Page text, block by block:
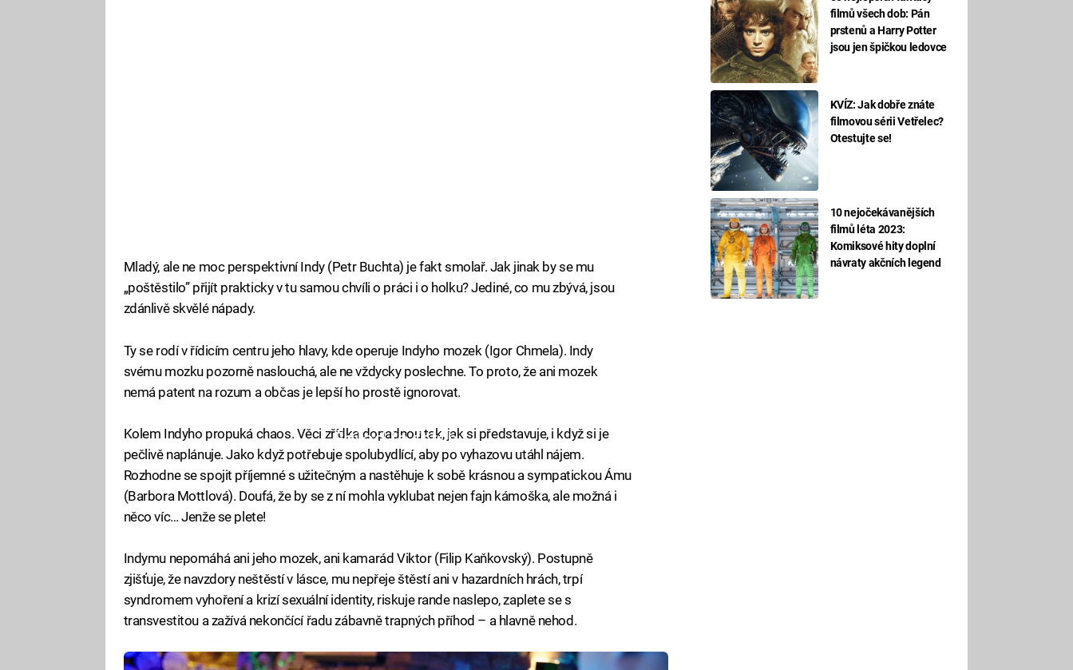
filmů všech dob: Pán
prstenů a Harry Potter
jsou jen špičkou ledovce
KVÍZ: Jak dobře znáte
filmovou sérii Vetřelec?
Otestujte se!
10 nejočekávanějších
filmů léta 2023:
Komiksové hity doplní
návraty akčních legend
Mladý, ale ne moc perspektivní Indy (Petr Buchta) je fakt smolař. Jak jinak by se mu
„poštěstilo” přijít prakticky v tu samou chvíli o práci i o holku? Jediné, co mu zbývá, jsou
zdánlivě skvělé nápady.
Ty se rodí v řídicím centru jeho hlavy, kde operuje Indyho mozek (Igor Chmela). Indy
svému mozku pozorně naslouchá, ale ne vždycky poslechne. To proto, že ani mozek
nemá patent na rozum a občas je lepší ho prostě ignorovat.
Failed to fetch
Kolem Indyho propuká chaos. Věci zřídka dopadnou tak, jak si představuje, i když si je
pečlivě naplánuje. Jako když potřebuje spolubydlící, aby po vyhazovu utáhl nájem.
Rozhodne se spojit příjemné s užitečným a nastěhuje k sobě krásnou a sympatickou Ámu
(Barbora Mottlová). Doufá, že by se z ní mohla vyklubat nejen fajn kámoška, ale možná i
něco víc… Jenže se plete!
Indymu nepomáhá ani jeho mozek, ani kamarád Viktor (Filip Kaňkovský). Postupně
zjišťuje, že navzdory neštěstí v lásce, mu nepřeje štěstí ani v hazardních hrách, trpí
syndromem vyhoření a krizí sexuální identity, riskuje rande naslepo, zaplete se s
transvestitou a zažívá nekončící řadu zábavně trapných příhod – a hlavně nehod.